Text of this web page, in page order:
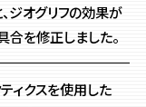
ジオグリフの効果が
合を修正しました。
ィクスを使用した